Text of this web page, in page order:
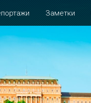
Заметки